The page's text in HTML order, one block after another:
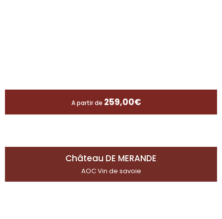
A partir de 259,00€
Château DE MERANDE
AOC Vin de savoie